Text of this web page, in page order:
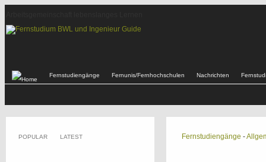
Fernstudiengänge Fernunis/Fernhochschulen Nachrichten
Fernstudiengänge -
POPULAR LATEST